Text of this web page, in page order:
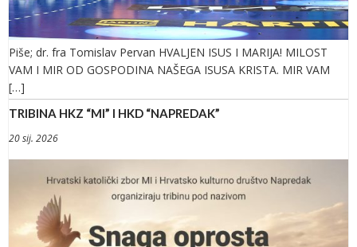
Piše; dr. fra Tomislav Pervan HVALJEN ISUS I MARIJA! MILOST
VAM I MIR OD GOSPODINA NAŠEGA ISUSA KRISTA. MIR VAM
[…]
TRIBINA HKZ “MI” I HKD “NAPREDAK”
20 sij. 2026